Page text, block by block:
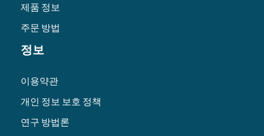
제품 정보
주문 방법
정보
이용약관
개인 정보 보호 정책
연구 방법론